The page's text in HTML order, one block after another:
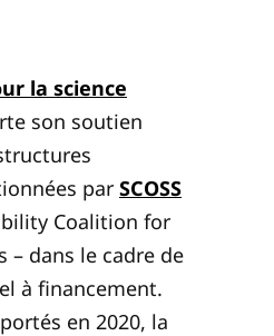
la science
son soutien
par SCOSS
Coalition for
– dans le cadre de
à financement.
en 2020, la